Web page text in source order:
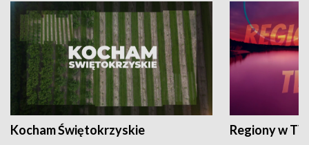
Kocham Świętokrzyskie Regiony w